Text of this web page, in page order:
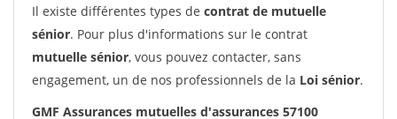
Il existe différentes types de contrat de mutuelle
sénior. Pour plus d'informations sur le contrat
mutuelle sénior, vous pouvez contacter, sans
engagement, un de nos professionnels de la Loi sénior.
GMF Assurances mutuelles d'assurances 57100